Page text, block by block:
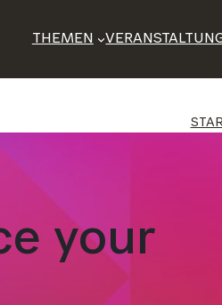
THEMEN
your